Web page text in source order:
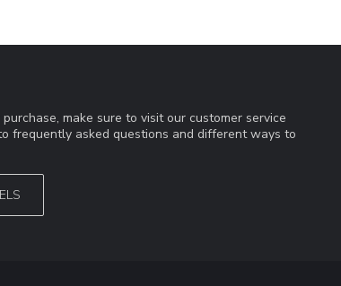
make sure to visit our customer service
frequently asked questions and different ways to